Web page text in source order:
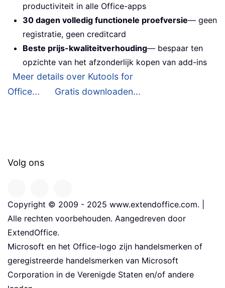
productiviteit in alle Office-apps
30 dagen volledig functionele proefversie— geen
registratie, geen creditcard
Beste prijs-kwaliteitverhouding— bespaar ten
opzichte van het afzonderlijk kopen van add-ins
Meer details over Kutools for
Office...
Gratis downloaden...
Volg ons
Copyright © 2009 - 2025 www.extendoffice.com. |
Alle rechten voorbehouden. Aangedreven door
ExtendOffice.
Microsoft en het Office-logo zijn handelsmerken of
geregistreerde handelsmerken van Microsoft
Corporation in de Verenigde Staten en/of andere